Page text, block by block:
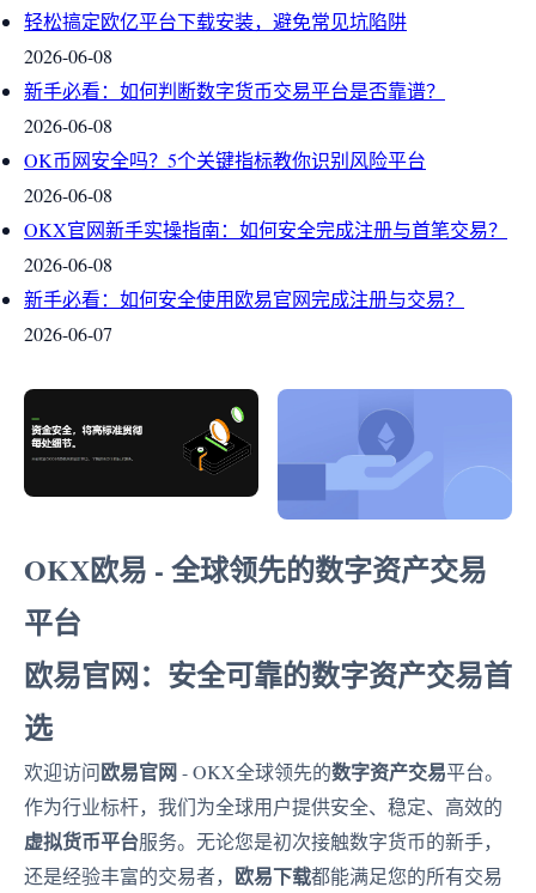
轻松搞定欧亿平台下载安装，避免常见坑陷阱
2026-06-08
新手必看：如何判断数字货币交易平台是否靠谱？
2026-06-08
OK币网安全吗？5个关键指标教你识别风险平台
2026-06-08
OKX官网新手实操指南：如何安全完成注册与首笔交易？
2026-06-08
新手必看：如何安全使用欧易官网完成注册与交易？
2026-06-07
OKX欧易 - 全球领先的数字资产交易
平台
欧易官网：安全可靠的数字资产交易首
选
欢迎访问欧易官网- OKX全球领先的数字资产交易平台。
作为行业标杆，我们为全球用户提供安全、稳定、高效的
虚拟货币平台服务。无论您是初次接触数字货币的新手，
还是经验丰富的交易者， 欧易下载都能满足您的所有交易